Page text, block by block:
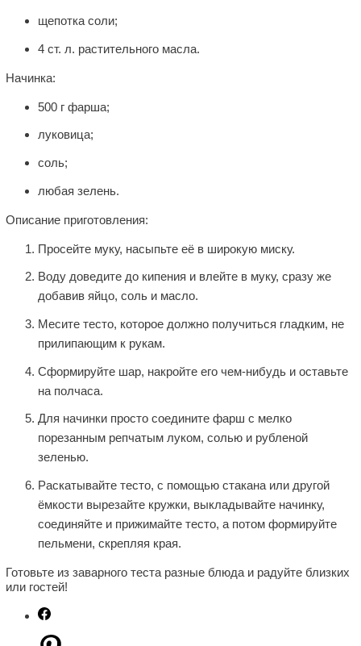
щепотка соли;
4 ст. л. растительного масла.
Начинка:
500 г фарша;
луковица;
соль;
любая зелень.
Описание приготовления:
Просейте муку, насыпьте её в широкую миску.
Воду доведите до кипения и влейте в муку, сразу же
добавив яйцо, соль и масло.
Месите тесто, которое должно получиться гладким, не
прилипающим к рукам.
Сформируйте шар, накройте его чем-нибудь и оставьте
на полчаса.
Для начинки просто соедините фарш с мелко
порезанным репчатым луком, солью и рубленой
зеленью.
Раскатывайте тесто, с помощью стакана или другой
ёмкости вырезайте кружки, выкладывайте начинку,
соединяйте и прижимайте тесто, а потом формируйте
пельмени, скрепляя края.
Готовьте из заварного теста разные блюда и радуйте близких
или гостей!